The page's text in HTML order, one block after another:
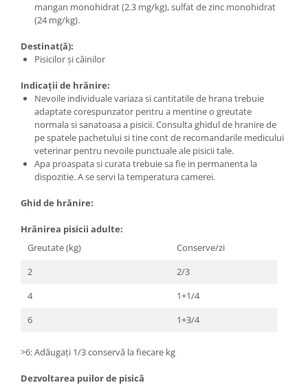
mangan monohidrat (2.3 mg/kg), sulfat de zinc monohidrat
(24 mg/kg).
Destinat(ă):
Pisicilor și câinilor
Indicații de hrănire:
Nevoile individuale variaza si cantitatile de hrana trebuie
adaptate corespunzator pentru a mentine o greutate
normala si sanatoasa a pisicii. Consulta ghidul de hranire de
pe spatele pachetului si tine cont de recomandarile medicului
veterinar pentru nevoile punctuale ale pisicii tale.
Apa proaspata si curata trebuie sa fie in permanenta la
dispozitie. A se servi la temperatura camerei.
Ghid de hrănire:
Hrănirea pisicii adulte:
Greutate (kg)
Conserve/zi
2
2/3
4
1+1/4
6
1+3/4
>6: Adăugați 1/3 conservă la fiecare kg
Dezvoltarea puilor de pisică